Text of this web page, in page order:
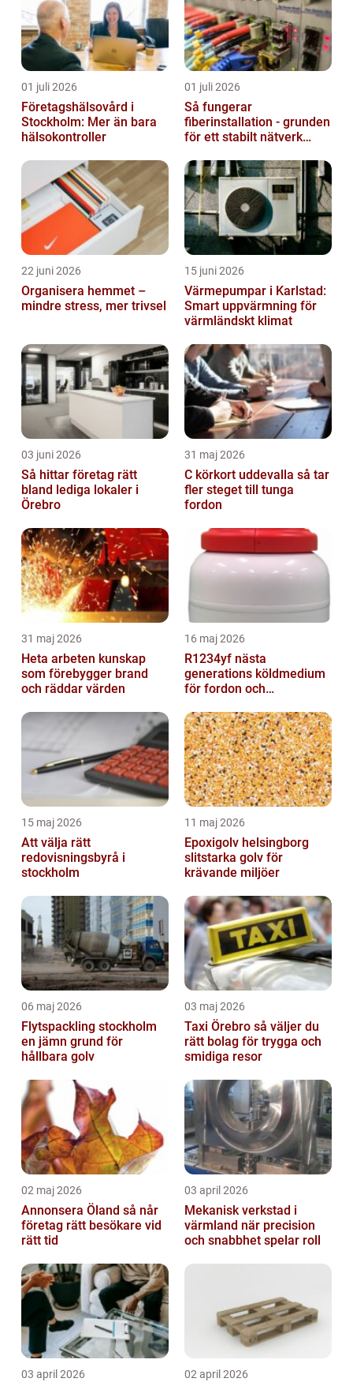
01 juli 2026
Företagshälsovård i
Stockholm: Mer än bara
hälsokontroller
01 juli 2026
Så fungerar
fiberinstallation - grunden
för ett stabilt nätverk
22 juni 2026
Organisera hemmet –
mindre stress, mer trivsel
15 juni 2026
Värmepumpar i Karlstad:
Smart uppvärmning för
värmländskt klimat
03 juni 2026
Så hittar företag rätt
bland lediga lokaler i
Örebro
31 maj 2026
C körkort uddevalla så tar
fler steget till tunga
fordon
31 maj 2026
Heta arbeten kunskap
som förebygger brand
och räddar värden
16 maj 2026
R1234yf nästa
generations köldmedium
för fordon och
15 maj 2026
Att välja rätt
redovisningsbyrå i
stockholm
11 maj 2026
Epoxigolv helsingborg
slitstarka golv för
krävande miljöer
06 maj 2026
Flytspackling stockholm
en jämn grund för
hållbara golv
03 maj 2026
Taxi Örebro så väljer du
rätt bolag för trygga och
smidiga resor
02 maj 2026
Annonsera Öland så når
företag rätt besökare vid
rätt tid
03 april 2026
Mekanisk verkstad i
värmland när precision
och snabbhet spelar roll
03 april 2026 02 april 2026